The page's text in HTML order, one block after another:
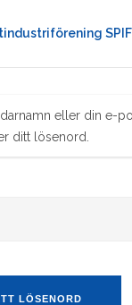
eller din e-
ditt lösenord.
LÖSENORD